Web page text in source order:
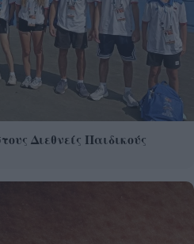
Διεθνείς Παιδικούς